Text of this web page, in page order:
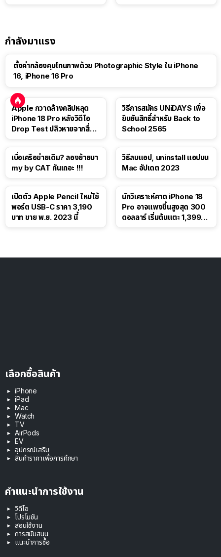
กำลังมาแรง
ตั้งค่ากล้องคุมโทนภาพด้วย Photographic Style ใน iPhone
16, iPhone 16 Pro
Apple กวาดล้างคลิปหลุด
iPhone 18 Pro หลังวิดีโอ
Drop Test ปลิวหายจากสื่อ
วิธีการสมัคร UNiDAYS เพื่อ
ยืนยันสิทธิ์สำหรับ Back to
School 2565
เบื่อเครือข่ายเดิม? ลองย้ายมา
my by CAT กันเถอะ !!!
วิธีลบแอป, uninstall แอปบน
Mac อัปเดต 2023
เปิดตัว Apple Pencil ใหม่ใช้
พอร์ต USB-C ราคา 3,190
บาท ขาย พ.ย. 2023 นี้
นักวิเคราะห์คาด iPhone 18
Pro อาจแพงขึ้นสูงสุด 300
ดอลลาร์ เริ่มต้นแตะ 1,399
เลือกซื้อสินค้า
iPhone
iPad
Mac
Watch
TV
AirPods
EV
อุปกรณ์เสริม
สินค้าราคาเพื่อการศึกษา
คำแนะนำการใช้งาน
วิดีโอ
โปรโมชัน
สอนใช้งาน
การสนับสนุน
แนะนำการซื้อ